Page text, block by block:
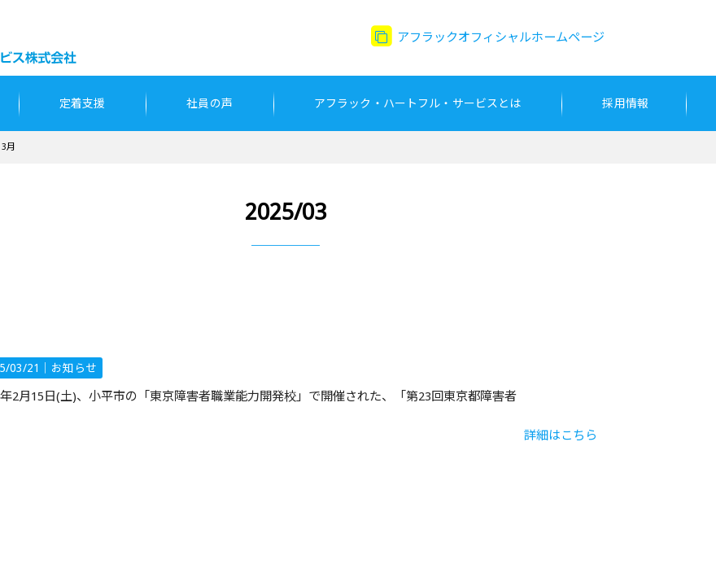
アフラックオフィシャルホームページ
定着支援 社員の声 アフラック・ハートフル・サービスとは 採用情報
3月
2025/03
03/21｜ お知らせ
2月15日(土)、小平市の「東京障害者職業能力開発校」で開催された、「第23回東京都障害者
詳細はこちら